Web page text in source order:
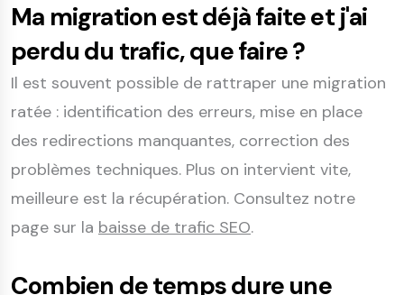
Ma migration est déjà faite et j'ai
perdu du trafic, que faire ?
Il est souvent possible de rattraper une migration
ratée : identification des erreurs, mise en place
des redirections manquantes, correction des
problèmes techniques. Plus on intervient vite,
meilleure est la récupération. Consultez notre
page sur la baisse de trafic SEO.
Combien de temps dure une